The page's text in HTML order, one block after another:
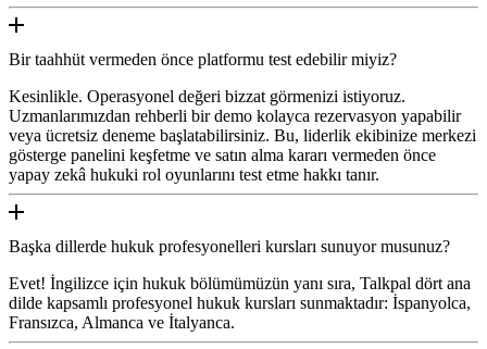
Bir taahhüt vermeden önce platformu test edebilir miyiz?
Kesinlikle. Operasyonel değeri bizzat görmenizi istiyoruz.
Uzmanlarımızdan rehberli bir demo kolayca rezervasyon yapabilir
veya ücretsiz deneme başlatabilirsiniz. Bu, liderlik ekibinize merkezi
gösterge panelini keşfetme ve satın alma kararı vermeden önce
yapay zekâ hukuki rol oyunlarını test etme hakkı tanır.
Başka dillerde hukuk profesyonelleri kursları sunuyor musunuz?
Evet! İngilizce için hukuk bölümümüzün yanı sıra, Talkpal dört ana
dilde kapsamlı profesyonel hukuk kursları sunmaktadır: İspanyolca,
Fransızca, Almanca ve İtalyanca.